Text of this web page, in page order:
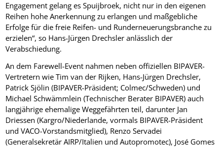
Engagement gelang es Spuijbroek, nicht nur in den eigenen
Reihen hohe Anerkennung zu erlangen und maßgebliche
Erfolge für die freie Reifen- und Runderneuerungsbranche zu
erzielen“, so Hans-Jürgen Drechsler anlässlich der
Verabschiedung.
An dem Farewell-Event nahmen neben offiziellen BIPAVER-
Vertretern wie Tim van der Rijken, Hans-Jürgen Drechsler,
Patrick Sjölin (BIPAVER-Präsident; Colmec/Schweden) und
Michael Schwämmlein (Technischer Berater BIPAVER) auch
langjährige ehemalige Weggefährten teil, darunter Jan
Driessen (Kargro/Niederlande, vormals BIPAVER-Präsident
und VACO-Vorstandsmitglied), Renzo Servadei
(Generalsekretär AIRP/Italien und Autopromotec), José Gomes